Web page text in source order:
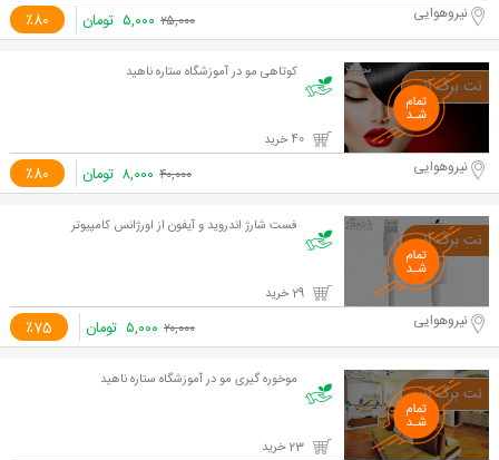
٪80 نیروهوایی ۲۵,۰۰۰ ۵,۰۰۰ تومان
کوتاهی مو در آموزشگاه ستاره ناهید
٪80 نیروهوایی ۴۰,۰۰۰ ۸,۰۰۰ تومان
فست شارژ اندروید و آیفون از اورژانس کامپیوتر
٪75 نیروهوایی ۲۰,۰۰۰ ۵,۰۰۰ تومان
موخوره گیری مو در آموزشگاه ستاره ناهید